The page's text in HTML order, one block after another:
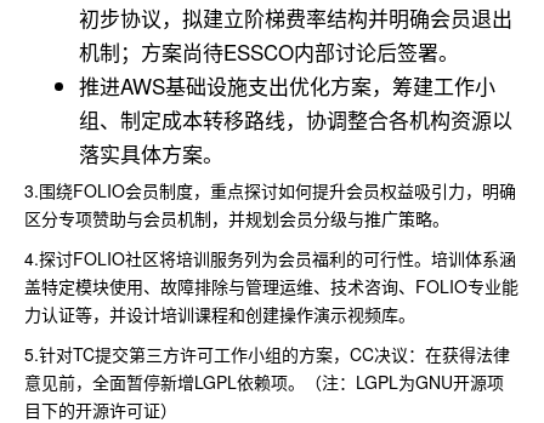
初步协议，拟建立阶梯费率结构并明确会员退出
机制；方案尚待ESSCO内部讨论后签署。
推进AWS基础设施支出优化方案，筹建工作小
组、制定成本转移路线，协调整合各机构资源以
落实具体方案。
3.围绕FOLIO会员制度，重点探讨如何提升会员权益吸引力，明确
区分专项赞助与会员机制，并规划会员分级与推广策略。
4.探讨FOLIO社区将培训服务列为会员福利的可行性。培训体系涵
盖特定模块使用、故障排除与管理运维、技术咨询、FOLIO专业能
力认证等，并设计培训课程和创建操作演示视频库。
5.针对TC提交第三方许可工作小组的方案，CC决议：在获得法律
意见前，全面暂停新增LGPL依赖项。（注：LGPL为GNU开源项
目下的开源许可证）